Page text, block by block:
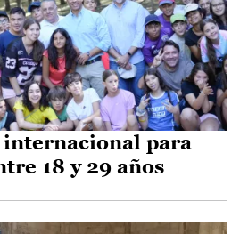
internacional para
18 y 29 años